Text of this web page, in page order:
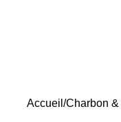
Accueil Charbon